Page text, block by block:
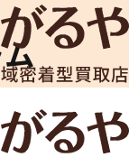
「金メダ